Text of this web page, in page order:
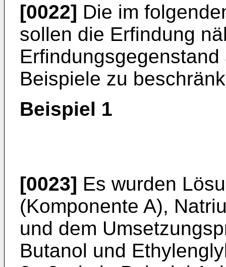
[0022] Die im
sollen die Erfindung
Beispiele zu
Beispiel 1
[0023] Es wurden
(Komponente A),
und dem
Butanol und